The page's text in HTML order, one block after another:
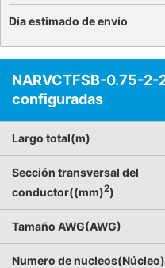
Día estimado de envío
NARVCTFSB-0.75-
configuradas
Largo total(m)
Sección transversal del
conductor((mm)2)
Tamaño AWG(AWG)
Numero de nucleos(Núcleo)